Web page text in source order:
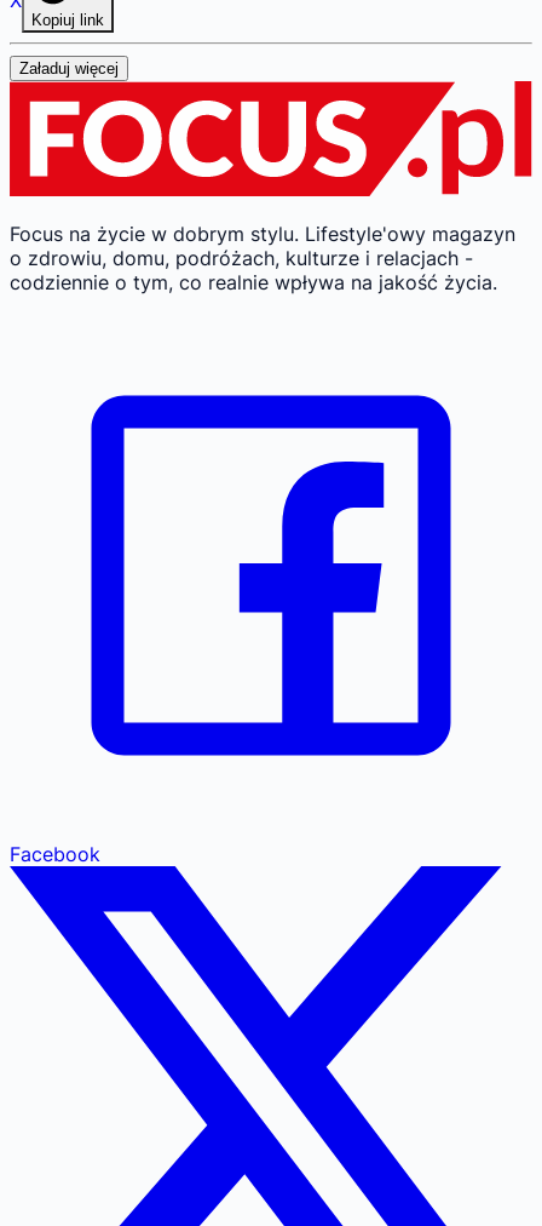
Kopiuj link
Załaduj więcej
Focus na życie w dobrym stylu. Lifestyle'owy magazyn
o zdrowiu, domu, podróżach, kulturze i relacjach -
codziennie o tym, co realnie wpływa na jakość życia.
Facebook